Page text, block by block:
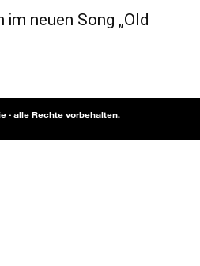
neuen Song „Old
- alle Rechte vorbehalten.